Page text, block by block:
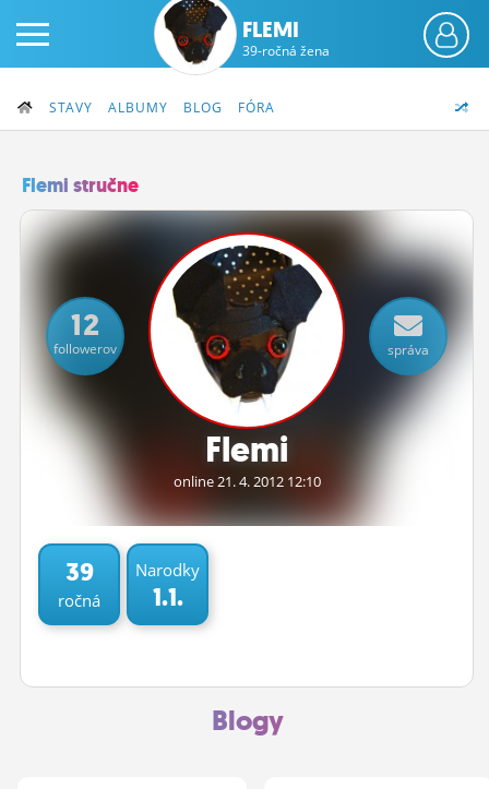
PRIHLÁS SA
ČINŽIAK
FÓRUM
STATUSY
BLOGY
OBRÁZKY
ĽUDIA
MÔJ PROFIL
NASTAVENIA
FLEMI
39-ročná žena
STAVY ALBUMY BLOG FÓRA
Flemi stručne
Flemi
online 21.4.2012 12:10
12
followerov správa
39
ročná
Narodky
1.1.
Blogy